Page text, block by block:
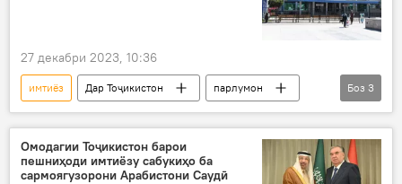
27 декабри 2023, 10:36
имтиёз Дар Тоҷикистон
парлумон
таҷҳизот
фурудгоҳ Хуҷанд
Боз 3
Омодагии Тоҷикистон барои
пешниҳоди имтиёзу сабукиҳо ба
сармоягузорони Арабистони Саудӣ